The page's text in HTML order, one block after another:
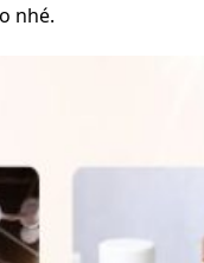
nhé.